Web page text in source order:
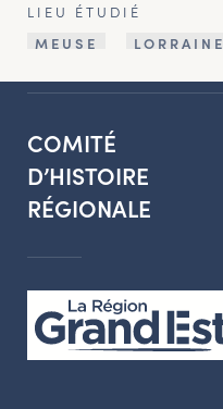
LIEU ÉTUDIÉ
MEUSE
LORRAINE
COMITÉ
D’HISTOIRE
RÉGIONALE